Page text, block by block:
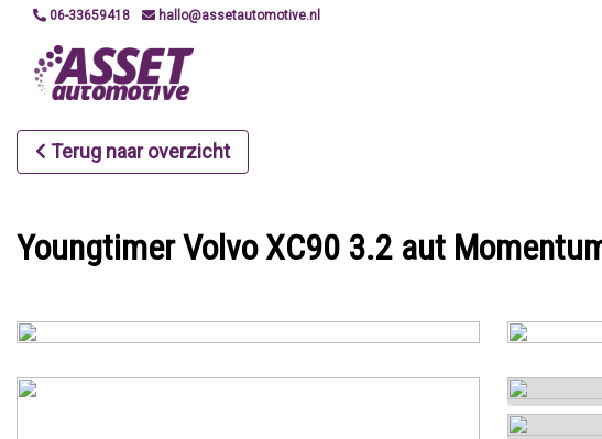
06-33659418 hallo@assetautomotive.nl
Terug naar overzicht
Youngtimer Volvo XC90 3.2 aut